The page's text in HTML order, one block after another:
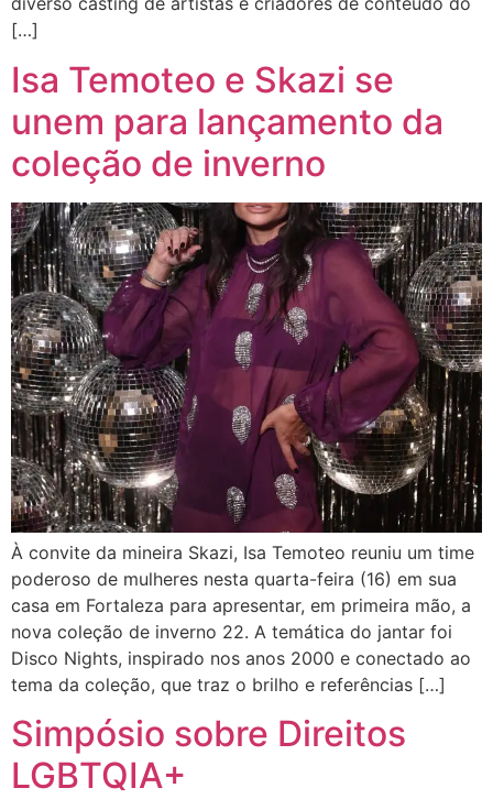
[…]
Isa Temoteo e Skazi se
unem para lançamento da
coleção de inverno
À convite da mineira Skazi, Isa Temoteo reuniu um time
poderoso de mulheres nesta quarta-feira (16) em sua
casa em Fortaleza para apresentar, em primeira mão, a
nova coleção de inverno 22. A temática do jantar foi
Disco Nights, inspirado nos anos 2000 e conectado ao
tema da coleção, que traz o brilho e referências […]
Simpósio sobre Direitos
LGBTQIA+